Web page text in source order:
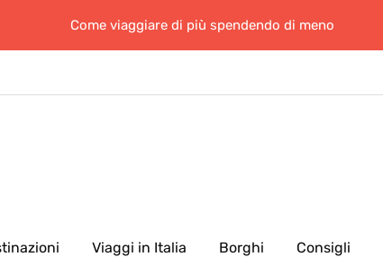
Come viaggiare di più spendendo di meno
Viaggi in Italia Borghi Consigli